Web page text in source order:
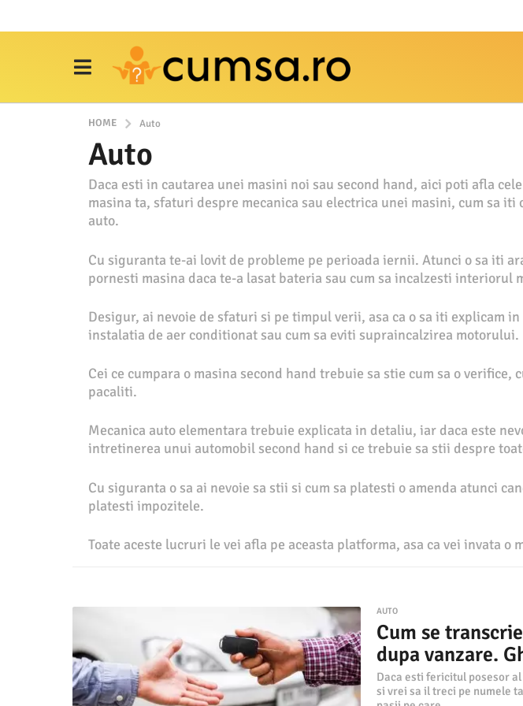
HOME Auto
Auto
Daca esti in cautarea unei masini noi sau second hand, aici poti afla
masina ta, sfaturi despre mecanica sau electrica unei masini, cum sa
auto.
Cu siguranta te-ai lovit de probleme pe perioada iernii. Atunci o sa iti
pornesti masina daca te-a lasat bateria sau cum sa incalzesti interiorul
Desigur, ai nevoie de sfaturi si pe timpul verii, asa ca o sa iti explicam
instalatia de aer conditionat sau cum sa eviti supraincalzirea motorului.
Cei ce cumpara o masina second hand trebuie sa stie cum sa o
pacaliti.
Mecanica auto elementara trebuie explicata in detaliu, iar daca este
intretinerea unui automobil second hand si ce trebuie sa stii despre
Cu siguranta o sa ai nevoie sa stii si cum sa platesti o amenda atunci
platesti impozitele.
Toate aceste lucruri le vei afla pe aceasta platforma, asa ca vei invata
AUTO
Cum se
dupa vanzare.
Daca esti fericitul posesor
si vrei sa il treci pe numele